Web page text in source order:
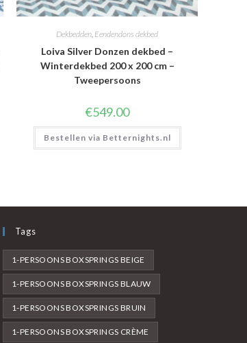
Dekbedden, Eendendons dekbed
Loiva Silver Donzen dekbed –
Winterdekbed 200 x 200 cm –
Tweepersoons
€549.00
Bestellen via Betternights.nl
Tags
1-PERSOONS BOXSPRINGS BEIGE
1-PERSOONS BOXSPRINGS BLAUW
1-PERSOONS BOXSPRINGS BRUIN
1-PERSOONS BOXSPRINGS CRÈME